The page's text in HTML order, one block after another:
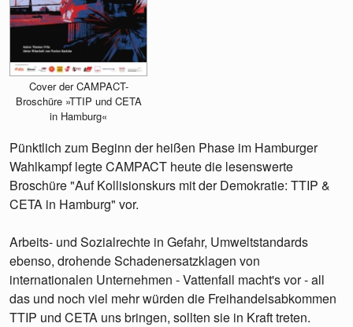
Cover der CAMPACT-
Broschüre »TTIP und CETA
in Hamburg«
Pünktlich zum Beginn der heißen Phase im Hamburger
Wahlkampf legte CAMPACT heute die lesenswerte
Broschüre "Auf Kollisionskurs mit der Demokratie: TTIP &
CETA in Hamburg" vor.
Arbeits- und Sozialrechte in Gefahr, Umweltstandards
ebenso, drohende Schadenersatzklagen von
internationalen Unternehmen - Vattenfall macht's vor - all
das und noch viel mehr würden die Freihandelsabkommen
TTIP und CETA uns bringen, sollten sie in Kraft treten.